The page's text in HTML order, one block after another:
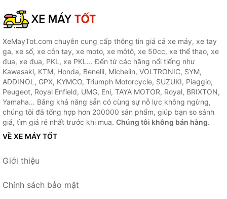
XeMayTot.com chuyên cung cấp thông tin giá cả xe máy, xe tay
ga, xe số, xe côn tay, xe moto, xe môtô, xe 50cc, xe thể thao, xe
đua, xe đua, PKL, xe PKL... Đến từ các hãng nổi tiếng như
Kawasaki, KTM, Honda, Benelli, Michelin, VOLTRONIC, SYM,
ADDINOL, GPX, KYMCO, Triumph Motorcycle, SUZUKI, Piaggio,
Peugeot, Royal Enfield, UMG, Eni, TAYA MOTOR, Royal, BRIXTON,
Yamaha... Bằng khả năng sẵn có cùng sự nỗ lực không ngừng,
chúng tôi đã tổng hợp hơn 200000 sản phẩm, giúp bạn so sánh
giá, tìm giá rẻ nhất trước khi mua. Chúng tôi không bán hàng.
VỀ XE MÁY TỐT
Giới thiệu
Chính sách bảo mật